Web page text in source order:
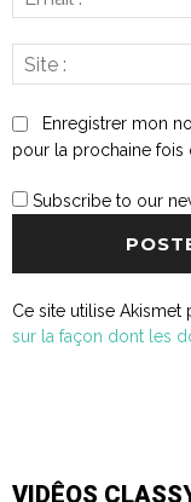
Enregistrer mon
pour la prochaine fois
Subscribe to our
Ce site utilise Akismet
sur la façon dont les
VIDÊOS